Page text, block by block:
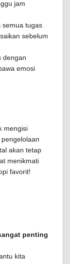
jam
semua tugas
sebelum
dengan
emosi
mengisi
akan tetap
menikmati
favorit!
penting
kita